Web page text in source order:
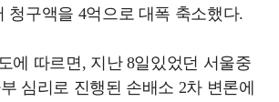
청구액을 4억으로 대폭 축소했다.
에 따르면, 지난 8일있었던 서울중
심리로 진행된 손배소 2차 변론에